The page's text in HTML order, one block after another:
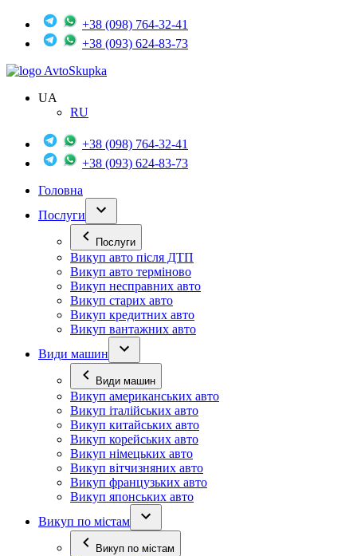
+38 (098) 764-32-41
+38 (093) 624-83-73
AvtoSkupka
UA
RU
+38 (098) 764-32-41
+38 (093) 624-83-73
Головна
Послуги
Послуги
Викуп авто після ДТП
Викуп авто терміново
Викуп несправних авто
Викуп старих авто
Викуп кредитних авто
Викуп вантажних авто
Види машин
Види машин
Викуп американських авто
Викуп італійських авто
Викуп китайських авто
Викуп корейських авто
Викуп німецьких авто
Викуп вітчизняних авто
Викуп французьких авто
Викуп японських авто
Викуп по містам
Викуп по містам